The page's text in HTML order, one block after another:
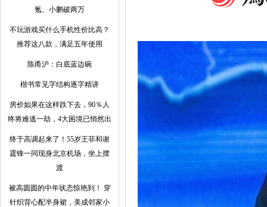
氪、小鹏破两万
不玩游戏买什么手机性价比高？
推荐这八款，满足五年使用
陈甬沪：白底蓝边碗
楷书常见字结构逐字精讲
房价如果在这样跌下去，90％人
终将难逃一劫，4大困境已悄然出
终于高调起来了！55岁王菲和谢
霆锋一同现身北京机场，坐上摆
渡
被高圆圆的中年状态惊艳到！ 穿
针织背心配半身裙，美成邻家小